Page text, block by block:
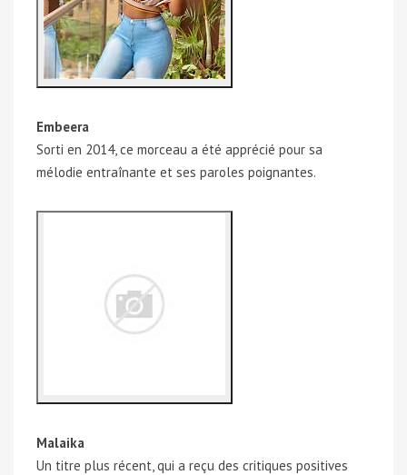
Embeera
Sorti en 2014, ce morceau a été apprécié pour sa
mélodie entraînante et ses paroles poignantes.
Malaika
Un titre plus récent, qui a reçu des critiques positives